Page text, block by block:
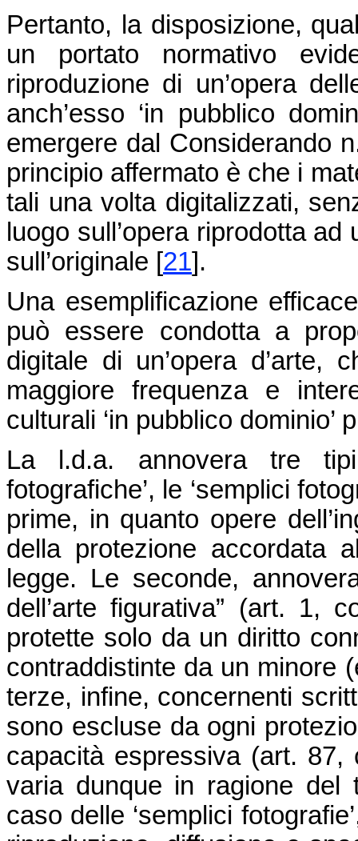
Pertanto, la disposizione,
un portato normativo
riproduzione di un’opera
anch’esso ‘in pubblico
emergere dal Considerando
principio affermato è che i
tali una volta digitalizzati,
luogo sull’opera riprodotta
sull’originale [21].
Una esemplificazione
può essere condotta a
digitale di un’opera d’arte,
maggiore frequenza e
culturali ‘in pubblico dominio’
La l.d.a. annovera tre
fotografiche’, le ‘semplici
prime, in quanto opere
della protezione accordata
legge. Le seconde,
dell’arte figurativa” (art. 1,
protette solo da un diritto
contraddistinte da un minore
terze, infine, concernenti
sono escluse da ogni
capacità espressiva (art.
varia dunque in ragione del
caso delle ‘semplici